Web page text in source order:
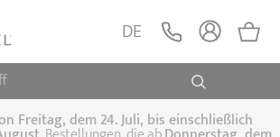
DE
Freitag, dem 24. Juli, bis einschließlich